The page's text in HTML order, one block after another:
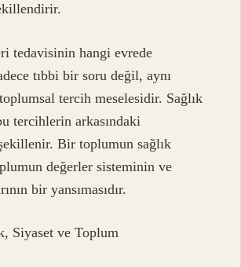
tedavisinin hangi evrede
tıbbi bir soru değil, aynı
tercih meselesidir. Sağlık
tercihlerin arkasındaki
Bir toplumun sağlık
değerler sisteminin ve
bir yansımasıdır.
Siyaset ve Toplum